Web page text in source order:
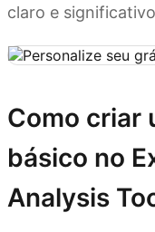
claro e
Como criar
básico no
Analysis